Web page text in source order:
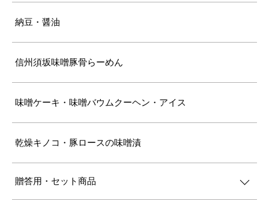
納豆・醤油
信州須坂味噌豚骨らーめん
味噌ケーキ・味噌バウムクーヘン・アイス
乾燥キノコ・豚ロースの味噌漬
贈答用・セット商品